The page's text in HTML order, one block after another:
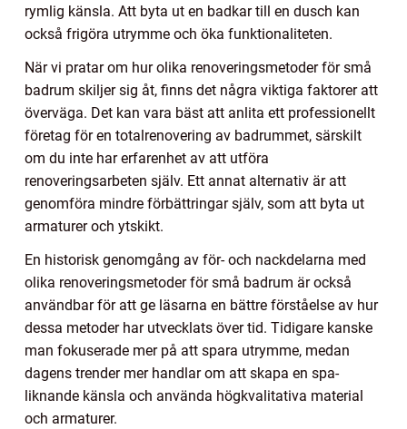
rymlig känsla. Att byta ut en badkar till en dusch kan
också frigöra utrymme och öka funktionaliteten.
När vi pratar om hur olika renoveringsmetoder för små
badrum skiljer sig åt, finns det några viktiga faktorer att
överväga. Det kan vara bäst att anlita ett professionellt
företag för en totalrenovering av badrummet, särskilt
om du inte har erfarenhet av att utföra
renoveringsarbeten själv. Ett annat alternativ är att
genomföra mindre förbättringar själv, som att byta ut
armaturer och ytskikt.
En historisk genomgång av för- och nackdelarna med
olika renoveringsmetoder för små badrum är också
användbar för att ge läsarna en bättre förståelse av hur
dessa metoder har utvecklats över tid. Tidigare kanske
man fokuserade mer på att spara utrymme, medan
dagens trender mer handlar om att skapa en spa-
liknande känsla och använda högkvalitativa material
och armaturer.